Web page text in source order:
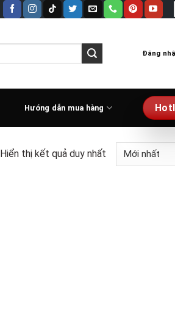
Đăng
Hướng dẫn mua hàng
Hiển thị kết quả duy nhất